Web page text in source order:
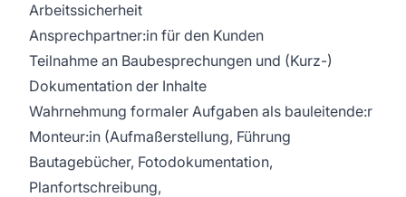
Arbeitssicherheit
Ansprechpartner:in für den Kunden
Teilnahme an Baubesprechungen und (Kurz-)
Dokumentation der Inhalte
Wahrnehmung formaler Aufgaben als bauleitende:r
Monteur:in (Aufmaßerstellung, Führung
Bautagebücher, Fotodokumentation,
Planfortschreibung,